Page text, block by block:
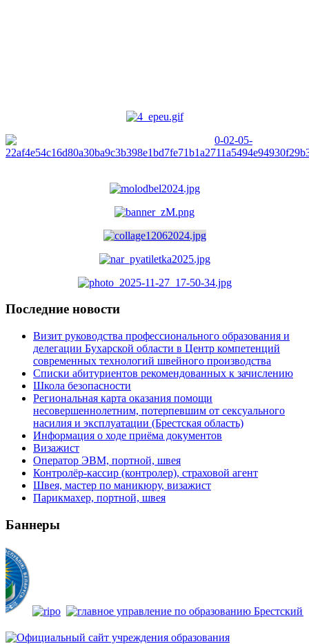
Последние новости
Визит руководства профессионального образования и
делегации Бухарской области в Центр компетенций
современных технологий швейного производства
Списки абитуриентов рекомендованных к зачислению
Школа безопасности
Региональная карта оказания помощи
несовершеннолетним, потерпевшим от сексуального
насилия и эксплуатации (Брестская область)
Информация о ходе приёма документов
Визажист
Оператор ЭВМ, портной, швея
Контролёр-кассир (контролер), страховой агент
Швея, мастер по маникюру, визажист
Парикмахер, портной, швея
Баннеры